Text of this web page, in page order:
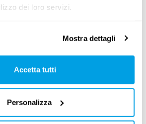
dei loro servizi.
Mostra dettagli
Accetta tutti
Personalizza
di evitarli. Vediamo
comuni che possono
la gestione del cambiamento.
al cambiamento
spesso riluttantiad
il cambiamento e
resistenze più o meno